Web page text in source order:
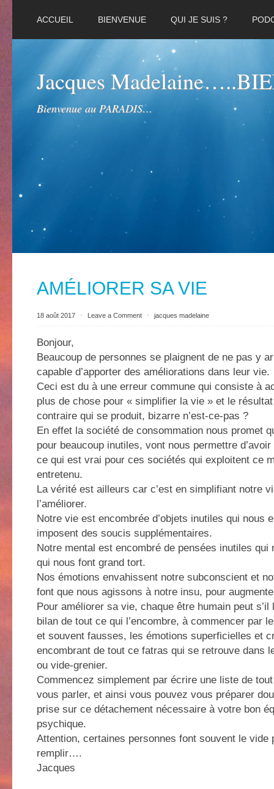
ACCUEIL BIENVENUE QUI JE SUIS ?
Jacques
Bienvenue au PARADIS…
AMÉLIORER SA VIE
18 août 2017 ⋅ Leave a Comment ⋅ jacques madelaine
Bonjour,
Beaucoup de personnes se plaignent de ne pas y
capable d’apporter des améliorations dans leur vie.
Ceci est du à une erreur commune qui consiste à
plus de chose pour « simplifier la vie » et le
contraire qui se produit, bizarre n’est-ce-pas ?
En effet la société de consommation nous promet
pour beaucoup inutiles, vont nous permettre
ce qui est vrai pour ces sociétés qui exploitent ce
entretenu.
La vérité est ailleurs car c’est en simplifiant notre
l’améliorer.
Notre vie est encombrée d’objets inutiles qui nous
imposent des soucis supplémentaires.
Notre mental est encombré de pensées inutiles qui
qui nous font grand tort.
Nos émotions envahissent notre subconscient et
font que nous agissons à notre insu, pour
Pour améliorer sa vie, chaque être humain peut
bilan de tout ce qui l’encombre, à commencer par
et souvent fausses, les émotions superficielles et
encombrant de tout ce fatras qui se retrouve dans
ou vide-grenier.
Commencez simplement par écrire une liste de
vous parler, et ainsi vous pouvez vous préparer
prise sur ce détachement nécessaire à votre bon
psychique.
Attention, certaines personnes font souvent le vide
remplir….
Jacques